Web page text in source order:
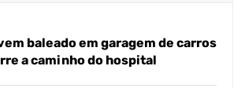
baleado em garagem de carros
a caminho do hospital